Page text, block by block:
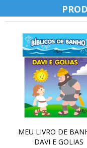
MEU LIVRO DE
DAVI E GOLIAS